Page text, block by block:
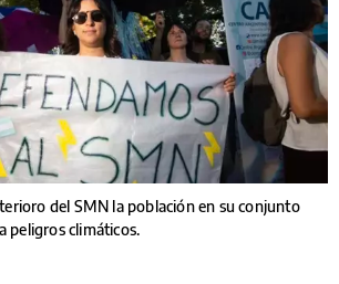
del SMN la población en su conjunto
peligros climáticos.